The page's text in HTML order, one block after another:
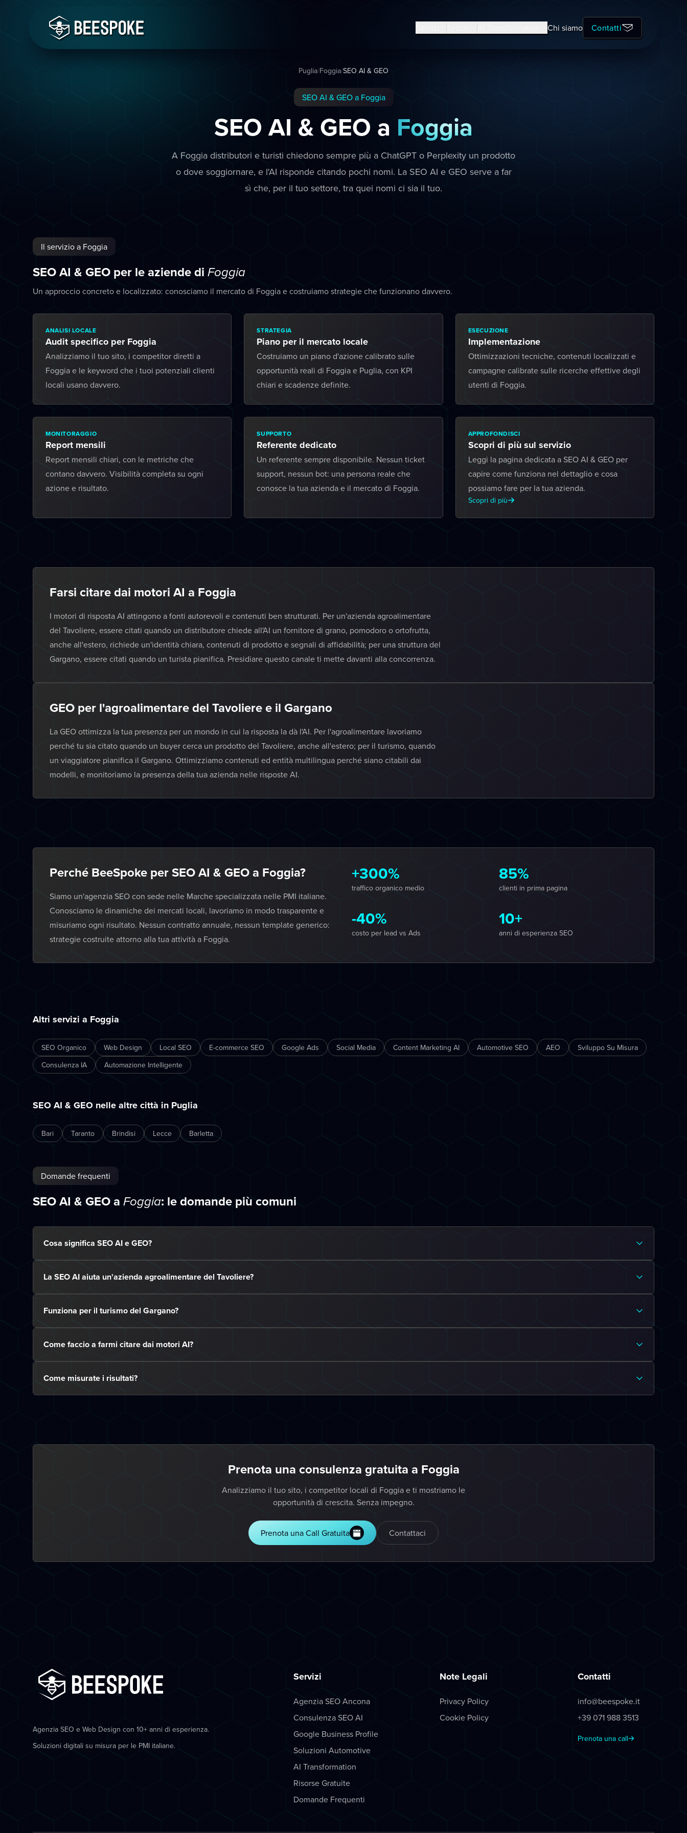
Chi siamo Contatti
Puglia/Foggia/SEO AI & GEO
SEO AI & GEO a Foggia
SEO AI & GEO a Foggia
A Foggia distributori e turisti chiedono sempre più a ChatGPT o Perplexity un prodotto
o dove soggiornare, e l'AI risponde citando pochi nomi. La SEO AI e GEO serve a far
sì che, per il tuo settore, tra quei nomi ci sia il tuo.
Il servizio a Foggia
SEO AI & GEO per le aziende di Foggia
Un approccio concreto e localizzato: conosciamo il mercato di Foggia e costruiamo strategie che funzionano davvero.
ANALISI LOCALE
Audit specifico per Foggia
Analizziamo il tuo sito, i competitor diretti a
Foggia e le keyword che i tuoi potenziali clienti
locali usano davvero.
STRATEGIA
Piano per il mercato locale
Costruiamo un piano d'azione calibrato sulle
opportunità reali di Foggia e Puglia, con KPI
chiari e scadenze definite.
ESECUZIONE
Implementazione
Ottimizzazioni tecniche, contenuti localizzati e
campagne calibrate sulle ricerche effettive degli
utenti di Foggia.
MONITORAGGIO
Report mensili
Report mensili chiari, con le metriche che
contano davvero. Visibilità completa su ogni
azione e risultato.
SUPPORTO
Referente dedicato
Un referente sempre disponibile. Nessun ticket
support, nessun bot: una persona reale che
conosce la tua azienda e il mercato di Foggia.
APPROFONDISCI
Scopri di più sul servizio
Leggi la pagina dedicata a SEO AI & GEO per
capire come funziona nel dettaglio e cosa
possiamo fare per la tua azienda.
Scopri di più
Farsi citare dai motori AI a Foggia
I motori di risposta AI attingono a fonti autorevoli e contenuti ben strutturati. Per un'azienda agroalimentare
del Tavoliere, essere citati quando un distributore chiede all'AI un fornitore di grano, pomodoro o ortofrutta,
anche all'estero, richiede un'identità chiara, contenuti di prodotto e segnali di affidabilità; per una struttura del
Gargano, essere citati quando un turista pianifica. Presidiare questo canale ti mette davanti alla concorrenza.
GEO per l'agroalimentare del Tavoliere e il Gargano
La GEO ottimizza la tua presenza per un mondo in cui la risposta la dà l'AI. Per l'agroalimentare lavoriamo
perché tu sia citato quando un buyer cerca un prodotto del Tavoliere, anche all'estero; per il turismo, quando
un viaggiatore pianifica il Gargano. Ottimizziamo contenuti ed entità multilingua perché siano citabili dai
modelli, e monitoriamo la presenza della tua azienda nelle risposte AI.
Perché BeeSpoke per SEO AI & GEO a Foggia?
Siamo un'agenzia SEO con sede nelle Marche specializzata nelle PMI italiane.
Conosciamo le dinamiche dei mercati locali, lavoriamo in modo trasparente e
misuriamo ogni risultato. Nessun contratto annuale, nessun template generico:
strategie costruite attorno alla tua attività a Foggia.
+300%
traffico organico medio
85%
clienti in prima pagina
-40%
costo per lead vs Ads
10+
anni di esperienza SEO
Altri servizi a Foggia
SEO Organico Web Design Local SEO E-commerce SEO Google Ads Social Media Content Marketing AI Automotive SEO AEO
Sviluppo Su Misura
Consulenza IA
Automazione Intelligente
SEO AI & GEO nelle altre città in Puglia
Bari Taranto Brindisi Lecce Barletta
Domande frequenti
SEO AI & GEO aFoggia: le domande più comuni
Cosa significa SEO AI e GEO?
La SEO AI aiuta un'azienda agroalimentare del Tavoliere?
Funziona per il turismo del Gargano?
Come faccio a farmi citare dai motori AI?
Come misurate i risultati?
Prenota una consulenza gratuita a Foggia
Analizziamo il tuo sito, i competitor locali di Foggia e ti mostriamo le
opportunità di crescita. Senza impegno.
Prenota una Call Gratuita Contattaci
Agenzia SEO e Web Design con 10+ anni di esperienza.
Soluzioni digitali su misura per le PMI italiane.
Servizi
Agenzia SEO Ancona
Consulenza SEO AI
Google Business Profile
Soluzioni Automotive
AI Transformation
Risorse Gratuite
Domande Frequenti
Note Legali
Privacy Policy
Cookie Policy
Contatti
info@beespoke.it
+39 071 988 3513
Prenota una call